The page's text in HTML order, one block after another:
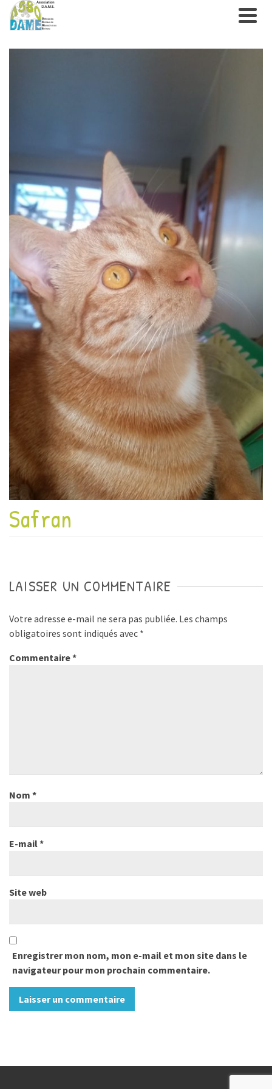
Safran
LAISSER UN COMMENTAIRE
Votre adresse e-mail ne sera pas publiée. Les champs
obligatoires sont indiqués avec *
Commentaire*
Nom *
E-mail*
Site web
Enregistrer mon nom, mon e-mail et mon site dans le
navigateur pour mon prochain commentaire.